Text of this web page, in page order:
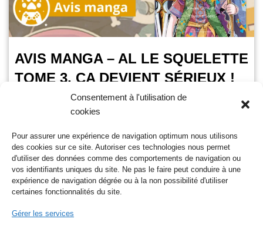
Consentement à l'utilisation de
cookies
Pour assurer une expérience de navigation optimum nous utilisons
des cookies sur ce site. Autoriser ces technologies nous permet
d'utiliser des données comme des comportements de navigation ou
vos identifiants uniques du site. Ne pas le faire peut conduire à une
expérience de navigation dégrée ou à la non possibilité d'utiliser
certaines fonctionnalités du site.
Gérer les services
AVIS MANGA – AL LE SQUELETTE
TOME 3, ÇA DEVIENT SÉRIEUX !
OursGamer 25 mars 2025
Décidément, je n’arrête pas de vous parler de ce shonen
bourré d’humour ! Nous voici déjà au 3ᵉ tome ! Il est sorti le
7…Lire la suite »